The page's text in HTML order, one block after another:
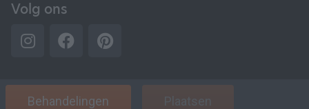
Volg ons
Behandelingen Plaatsen